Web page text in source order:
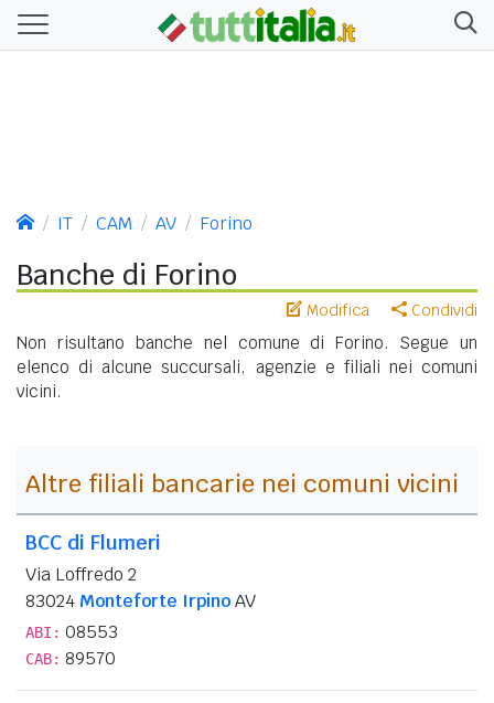
IT CAM AV Forino
Banche di Forino
Modifica Condividi
Non risultano banche nel comune di Forino. Segue un
elenco di alcune succursali, agenzie e filiali nei comuni
vicini.
Altre filiali bancarie nei comuni vicini
BCC di Flumeri
Via Loffredo 2
83024 Monteforte IrpinoAV
ABI: 08553
CAB: 89570